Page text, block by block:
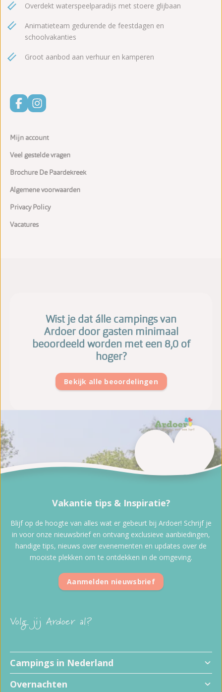
Overdekt waterspeelparadijs met stoere glijbaan
Animatieteam gedurende de feestdagen en
schoolvakanties
Groot aanbod aan verhuur en kamperen
Mijn account
Veel gestelde vragen
Brochure De Paardekreek
Algemene voorwaarden
Privacy Policy
Vacatures
Wist je dat álle campings van
Ardoer door gasten minimaal
beoordeeld worden met een 8,0 of
hoger?
Bekijk alle beoordelingen
Volg jij Ardoer al?
Campings in Nederland
Overnachten
Vakantie tips & Inspiratie?
Blijf op de hoogte van alles wat er gebeurt bij Ardoer! Schrijf je
in voor onze nieuwsbrief en ontvang exclusieve aanbiedingen,
handige tips, nieuws over evenementen en updates over de
mooiste plekken om te ontdekken in de omgeving.
Aanmelden nieuwsbrief